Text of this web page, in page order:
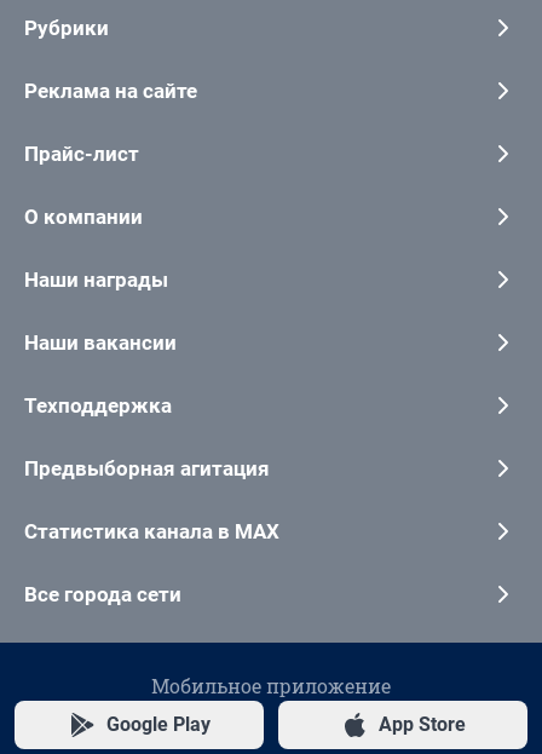
Рубрики
Реклама на сайте
Прайс-лист
О компании
Наши награды
Наши вакансии
Техподдержка
Предвыборная агитация
Статистика канала в MAX
Все города сети
Мобильное приложение
Google Play App Store